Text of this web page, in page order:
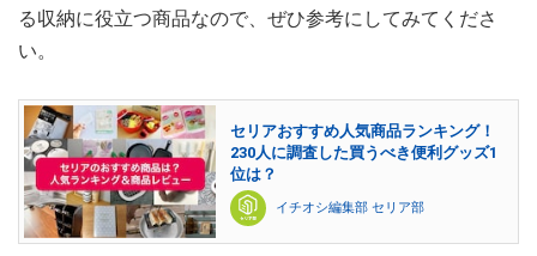
る収納に役立つ商品なので、ぜひ参考にしてみてくださ
い。
セリアおすすめ人気商品ランキング！
230人に調査した買うべき便利グッズ1
位は？
イチオシ編集部 セリア部